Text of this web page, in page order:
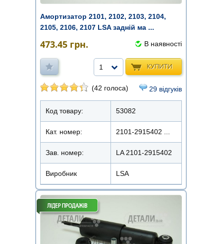
Амортизатор 2101, 2102, 2103, 2104,
2105, 2106, 2107 LSA задній ма ...
473.45 грн. В наявності
КУПИТИ
1
(42 голоса) 29 відгуків
Код товару: 53082
Кат. номер: 2101-2915402 ...
Зав. номер: LA 2101-2915402
Виробник LSA